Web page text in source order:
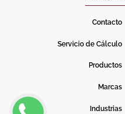
Contacto
Servicio de Cálculo
Productos
Marcas
Industrias